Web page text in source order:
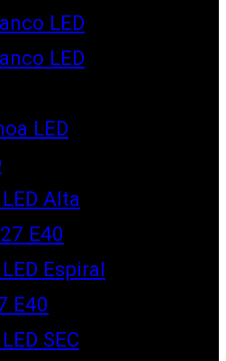
LED
LED
LED
Alta
E40
Espiral
E40
SEC